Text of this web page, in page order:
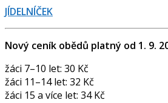
JÍDELNÍČEK
Nový ceník obědů platný od 1. 9.
žáci 7–10 let: 30 Kč
žáci 11–14 let: 32 Kč
žáci 15 a více let: 34 Kč